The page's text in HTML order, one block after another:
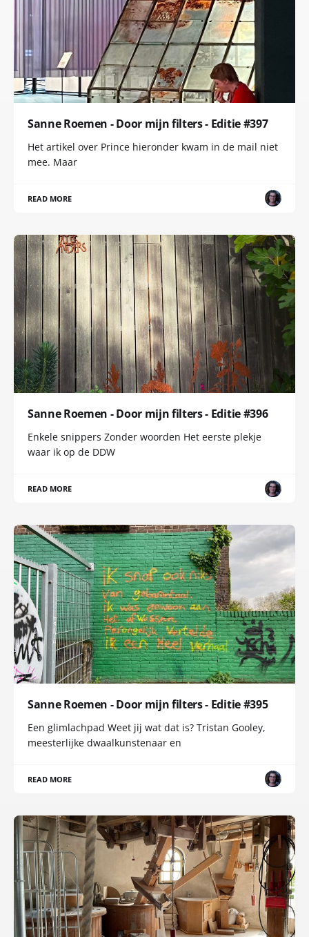
Sanne Roemen - Door mijn filters - Editie #397
Het artikel over Prince hieronder kwam in de mail niet
mee. Maar
READ MORE
Sanne Roemen - Door mijn filters - Editie #396
Enkele snippers Zonder woorden Het eerste plekje
waar ik op de DDW
READ MORE
Sanne Roemen - Door mijn filters - Editie #395
Een glimlachpad Weet jij wat dat is? Tristan Gooley,
meesterlijke dwaalkunstenaar en
READ MORE